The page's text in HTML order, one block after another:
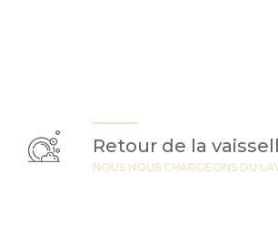
Retour de la
NOUS NOUS CHARGEONS DU